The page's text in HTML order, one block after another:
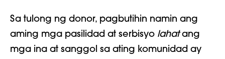
Sa tulong ng donor, pagbutihin namin ang
aming mga pasilidad at serbisyo lahatang
mga ina at sanggol sa ating komunidad ay